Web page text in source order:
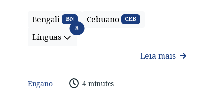
Bengali BN Cebuano CEB
Línguas
8Línguas
Leia mais
Engano 4 minutes